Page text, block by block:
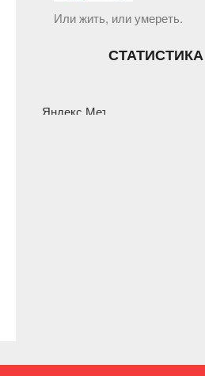
Или жить, или умереть.
СТАТИСТИКА